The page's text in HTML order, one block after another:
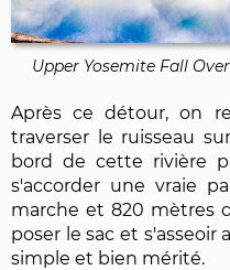
Upper Yosemite Fall
Après ce détour, on
traverser le ruisseau
bord de cette rivière
s'accorder une vraie
marche et 820 mètres
poser le sac et s'asseoir
simple et bien mérité.